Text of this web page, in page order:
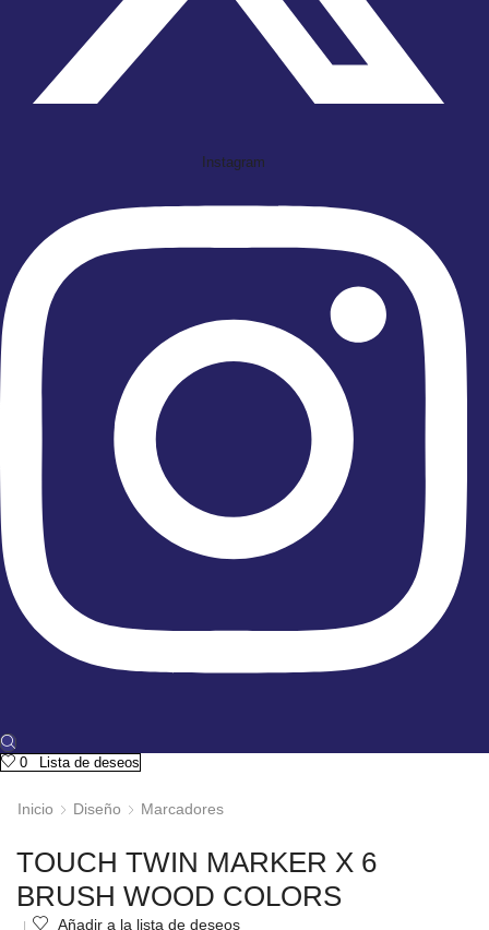
Instagram
0 Lista de deseos
Inicio Diseño Marcadores
TOUCH TWIN MARKER X 6
BRUSH WOOD COLORS
Añadir a la lista de deseos